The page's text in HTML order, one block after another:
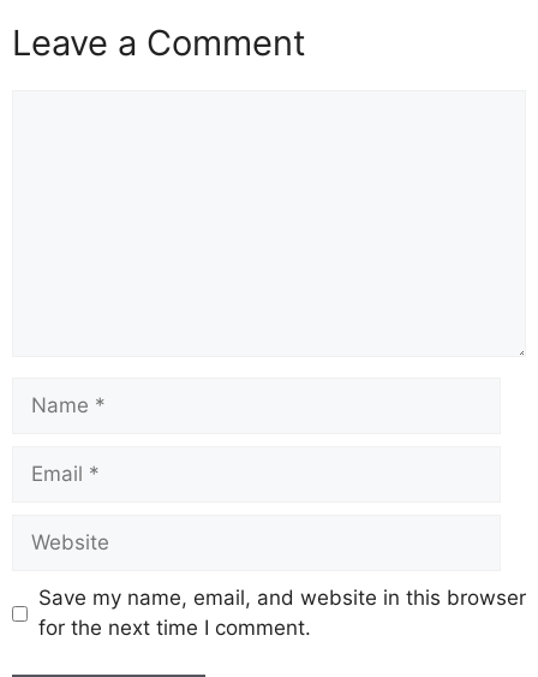
Leave a Comment
Save my name, email, and website in this browser
for the next time I comment.